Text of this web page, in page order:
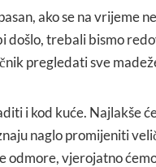
ako se na vrijeme
došlo, trebali bismo
pregledati sve
i kod kuće. Najlakše
naglo promijeniti
odmore, vjerojatno